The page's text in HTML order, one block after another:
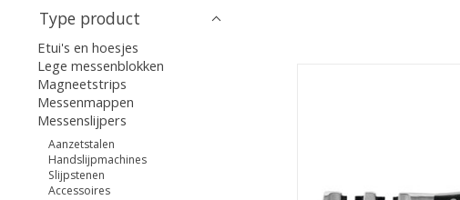
Type product
Etui's en hoesjes
Lege messenblokken
Magneetstrips
Messenmappen
Messenslijpers
Aanzetstalen
Handslijpmachines
Slijpstenen
Accessoires